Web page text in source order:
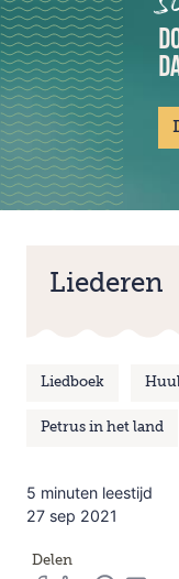
Liederen
Liedboek
Petrus in het land
5 minuten leestijd
27 sep 2021
Delen